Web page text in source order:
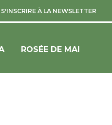
S'INSCRIRE À LA NEWSLETTER
ROSÉE DE MAI